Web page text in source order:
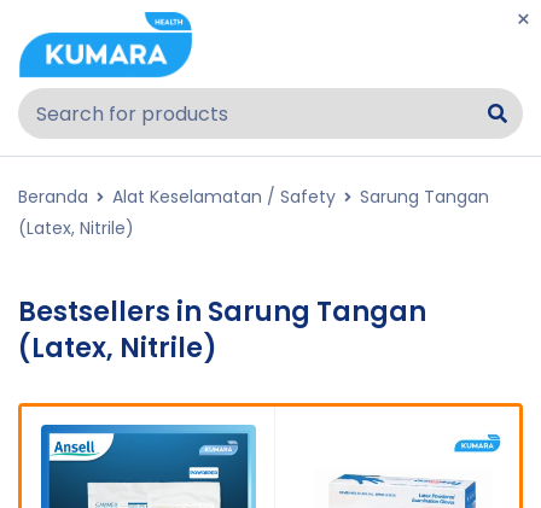
Beranda Alat Keselamatan / Safety
Sarung Tangan
(Latex, Nitrile)
Bestsellers in Sarung Tangan
(Latex, Nitrile)